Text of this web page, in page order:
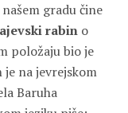
gradu čine
rabin o
položaju bio je
je na jevrejskom
Baruha